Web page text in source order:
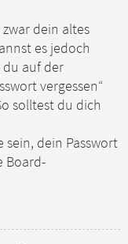
dein altes
es jedoch
du auf der
vergessen“
solltest du dich
dein Passwort
Board-